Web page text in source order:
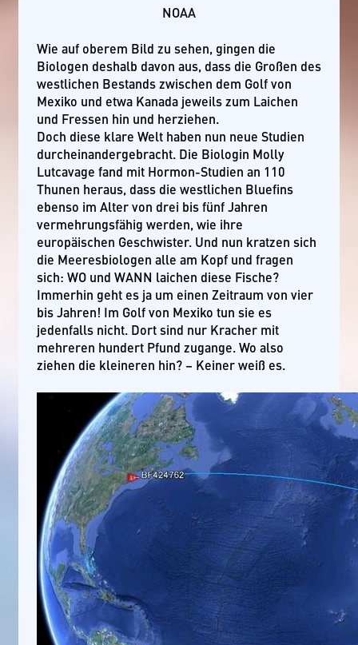
NOAA
Wie auf oberem Bild zu sehen, gingen die
Biologen deshalb davon aus, dass die Großen des
westlichen Bestands zwischen dem Golf von
Mexiko und etwa Kanada jeweils zum Laichen
und Fressen hin und herziehen.
Doch diese klare Welt haben nun neue Studien
durcheinandergebracht. Die Biologin Molly
Lutcavage fand mit Hormon-Studien an 110
Thunen heraus, dass die westlichen Bluefins
ebenso im Alter von drei bis fünf Jahren
vermehrungsfähig werden, wie ihre
europäischen Geschwister. Und nun kratzen sich
die Meeresbiologen alle am Kopf und fragen
sich: WO und WANN laichen diese Fische?
Immerhin geht es ja um einen Zeitraum von vier
bis Jahren! Im Golf von Mexiko tun sie es
jedenfalls nicht. Dort sind nur Kracher mit
mehreren hundert Pfund zugange. Wo also
ziehen die kleineren hin? – Keiner weiß es.